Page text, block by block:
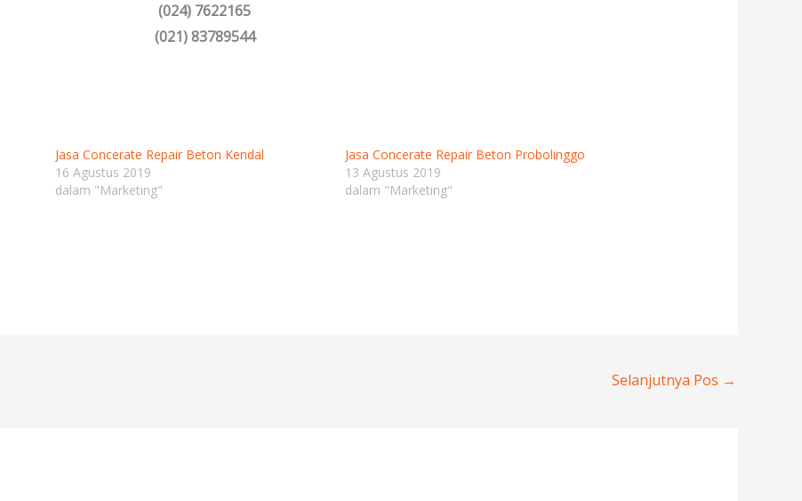
(024) 7622165
(021) 83789544
Jasa Concerate Repair Beton Kendal
16 Agustus 2019
dalam "Marketing"
Jasa Concerate Repair Beton Probolinggo
13 Agustus 2019
dalam "Marketing"
Selanjutnya Pos →